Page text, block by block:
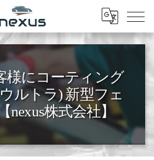
Menu
様にコーティング
ルトラ) 新型フェ
nexus株式会社】